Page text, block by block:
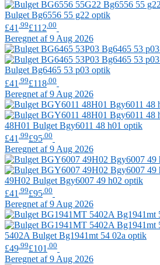
Bulget Bg6556 55 g22 optik
£41 .99£112 .00
Beregnet af 9 Aug 2026
Bulget Bg6465 53 p03 optik
£41 .99£118 .00
Beregnet af 9 Aug 2026
48H01 Bulget Bgy6011 48 h01 optik
£41 .99£95 .00
Beregnet af 9 Aug 2026
49H02 Bulget Bgy6007 49 h02 optik
£41 .99£95 .00
Beregnet af 9 Aug 2026
5402A Bulget Bg1941mt 54 02a optik
£49.99£101.00
Beregnet af 9 Aug 2026